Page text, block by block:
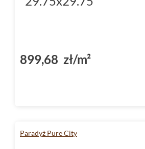
899,68 zł/m²
Paradyż Pure City